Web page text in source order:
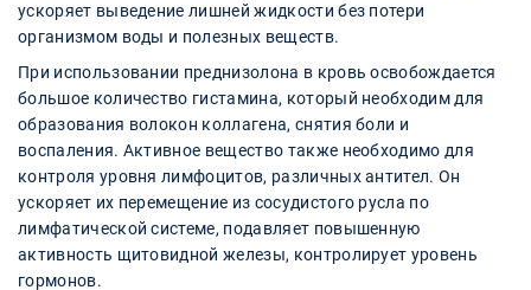
ускоряет выведение лишней жидкости без потери
организмом воды и полезных веществ.
При использовании преднизолона в кровь освобождается
большое количество гистамина, который необходим для
образования волокон коллагена, снятия боли и
воспаления. Активное вещество также необходимо для
контроля уровня лимфоцитов, различных антител. Он
ускоряет их перемещение из сосудистого русла по
лимфатической системе, подавляет повышенную
активность щитовидной железы, контролирует уровень
гормонов.